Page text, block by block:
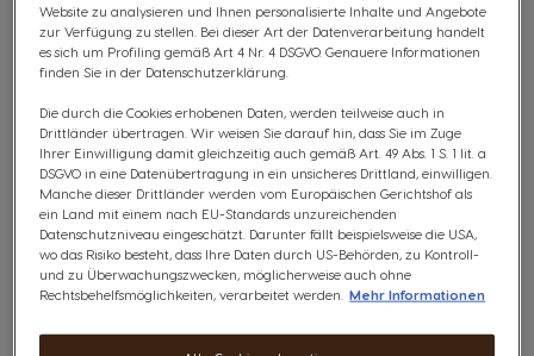
(0)
KAPSELN: x36 x36
Genieße den cremigen und karamelligen Geschmack,
inspiriert vom beliebten STARBUCKS® Caramel
Macchiato. Jetzt ganz einfach zu Hause mit deiner
NESCAFÉ® Dolce Gusto® Maschine zubereitet.
Diese Aktion ist nicht mit anderen aktuellen Angeboten
oder Rabatten kombinierbar, einschließlich Gutscheinen,
Aktionscodes und Vorteilspacks.
Website zu analysieren und Ihnen personalisierte Inhalte und Angebote
zur Verfügung zu stellen. Bei dieser Art der Datenverarbeitung handelt
es sich um Profiling gemäß Art 4 Nr. 4 DSGVO. Genauere Informationen
finden Sie in der Datenschutzerklärung.
Die durch die Cookies erhobenen Daten, werden teilweise auch in
Drittländer übertragen. Wir weisen Sie darauf hin, dass Sie im Zuge
Ihrer Einwilligung damit gleichzeitig auch gemäß Art. 49 Abs. 1 S. 1 lit. a
DSGVO in eine Datenübertragung in ein unsicheres Drittland, einwilligen.
Manche dieser Drittländer werden vom Europäischen Gerichtshof als
ein Land mit einem nach EU-Standards unzureichenden
Datenschutzniveau eingeschätzt. Darunter fällt beispielsweise die USA,
wo das Risiko besteht, dass Ihre Daten durch US-Behörden, zu Kontroll-
und zu Überwachungszwecken, möglicherweise auch ohne
Rechtsbehelfsmöglichkeiten, verarbeitet werden.
Mehr Informationen